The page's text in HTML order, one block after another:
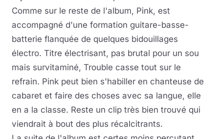
Comme sur le reste de l'album, Pink, est
accompagné d'une formation guitare-basse-
batterie flanquée de quelques bidouillages
électro. Titre électrisant, pas brutal pour un sou
mais survitaminé, Trouble casse tout sur le
refrain. Pink peut bien s'habiller en chanteuse de
cabaret et faire des choses avec sa langue, elle
en a la classe. Reste un clip très bien trouvé qui
viendrait à bout des plus récalcitrants.